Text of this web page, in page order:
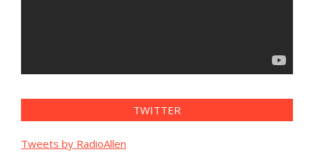
TWITTER
Tweets by RadioAllen